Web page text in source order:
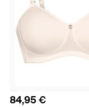
84,95 €